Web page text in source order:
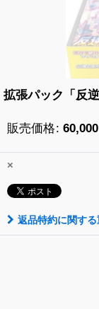
拡張パック「反
販売価格: 60,000
×
返品特約に関す